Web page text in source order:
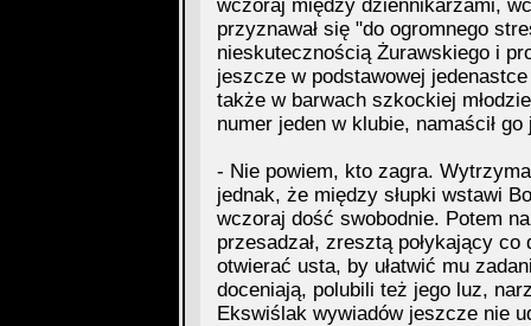
wczoraj między dziennikarzami,
przyznawał się "do ogromnego
nieskutecznością Żurawskiego i
jeszcze w podstawowej
także w barwach szkockiej
numer jeden w klubie, namaścił
- Nie powiem, kto zagra.
jednak, że między słupki wstawi
wczoraj dość swobodnie. Potem
przesadzał, zresztą połykający
otwierać usta, by ułatwić mu
doceniają, polubili też jego luz,
Ekswiślak wywiadów jeszcze nie